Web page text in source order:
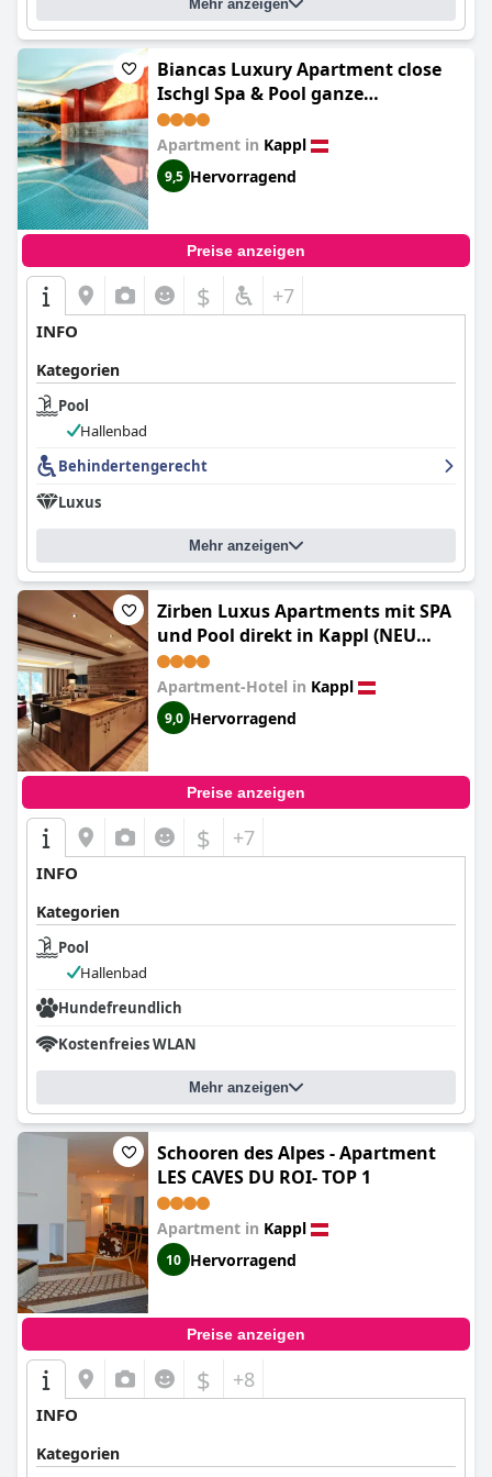
Mehr anzeigen
Biancas Luxury Apartment close
Ischgl Spa & Pool ganze
Ferienwohnung
Apartment in Kappl
9,5 Hervorragend
Preise anzeigen
$ +7
INFO
Kategorien
Pool
Hallenbad
Behindertengerecht
Luxus
Mehr anzeigen
Zirben Luxus Apartments mit SPA
und Pool direkt in Kappl (NEU
Zirben Luxus Apartments mit SPA
und Pool direkt in Kappl)
Apartment-Hotel in Kappl
9,0 Hervorragend
Preise anzeigen
$ +7
INFO
Kategorien
Pool
Hallenbad
Hundefreundlich
Kostenfreies WLAN
Mehr anzeigen
Schooren des Alpes - Apartment
LES CAVES DU ROI- TOP 1
Apartment in Kappl
10 Hervorragend
Preise anzeigen
$ +8
INFO
Kategorien